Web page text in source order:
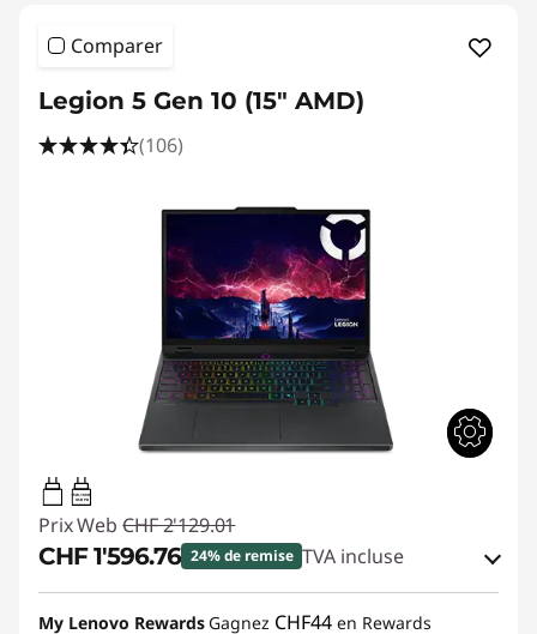
Comparer
Legion 5 Gen 10 (15" AMD)
(106)
95W-100W
USB PD
Prix Web CHF 2'129.01
CHF 1'596.76 24% de remise TVA incluse
Bons de réduction en ligne :-CHF 532.25
My Lenovo Rewards Gagnez CHF44 en Rewards